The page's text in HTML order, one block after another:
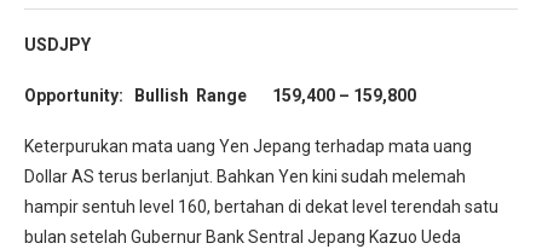
USDJPY
Opportunity: Bullish Range 159,400 – 159,800
Keterpurukan mata uang Yen Jepang terhadap mata uang
Dollar AS terus berlanjut. Bahkan Yen kini sudah melemah
hampir sentuh level 160, bertahan di dekat level terendah satu
bulan setelah Gubernur Bank Sentral Jepang Kazuo Ueda